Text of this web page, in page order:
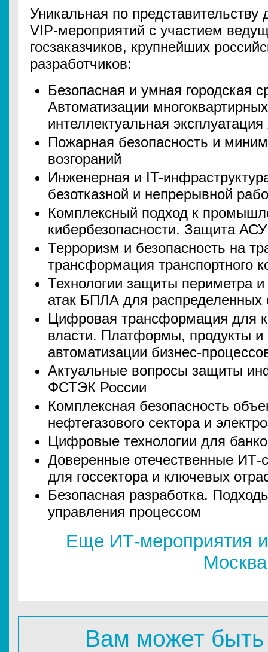
Уникальная по
VIP-мероприятий с участием
госзаказчиков, крупнейших
разработчиков:
Безопасная и умная городская
Автоматизации
интеллектуальная
Пожарная безопасность и
возгораний
Инженерная и IT-
безотказной и непрерывной
Комплексный подход к
кибербезопасности. Защита
Терроризм и безопасность на
трансформация транспортного
Технологии защиты периметра
атак БПЛА для распределенных
Цифровая трансформация для
власти. Платформы, продукты и
автоматизации бизнес-
Актуальные вопросы защиты
ФСТЭК России
Комплексная безопасность
нефтегазового сектора и
Цифровые технологии для
Доверенные отечественные
для госсектора и ключевых
Безопасная разработка.
управления процессом
Еще ИТ-мероприятия
Москва
Вам может быть